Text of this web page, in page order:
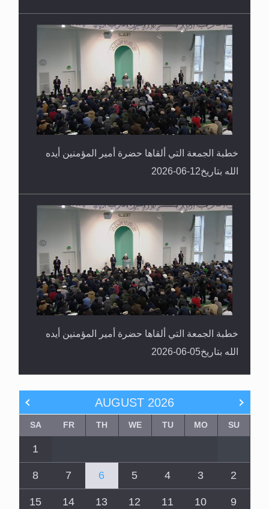
خطبة الجمعة التي ألقاها حضرة أمير المؤمنين أيده
خطبة الجمعة التي ألقاها حضرة أمير المؤمنين أيده
AUGUST 2026
SU
TU
WE
TH
SA
1
8
9
10
11
12
13
14
15
16
17
18
19
20
21
22